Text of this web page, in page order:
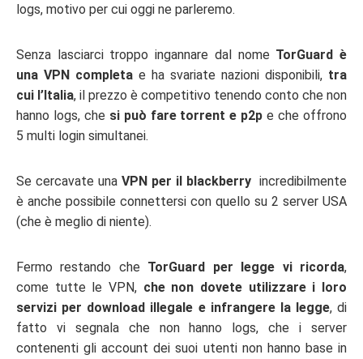
logs, motivo per cui oggi ne parleremo.
Senza lasciarci troppo ingannare dal nome TorGuard è
una VPN completa e ha svariate nazioni disponibili, tra
cui l’Italia, il prezzo è competitivo tenendo conto che non
hanno logs, che si può fare torrent e p2p e che offrono
5 multi login simultanei.
Se cercavate una VPN per il blackberry incredibilmente
è anche possibile connettersi con quello su 2 server USA
(che è meglio di niente).
Fermo restando che TorGuard per legge vi ricorda,
come tutte le VPN, che non dovete utilizzare i loro
servizi per download illegale e infrangere la legge, di
fatto vi segnala che non hanno logs, che i server
contenenti gli account dei suoi utenti non hanno base in